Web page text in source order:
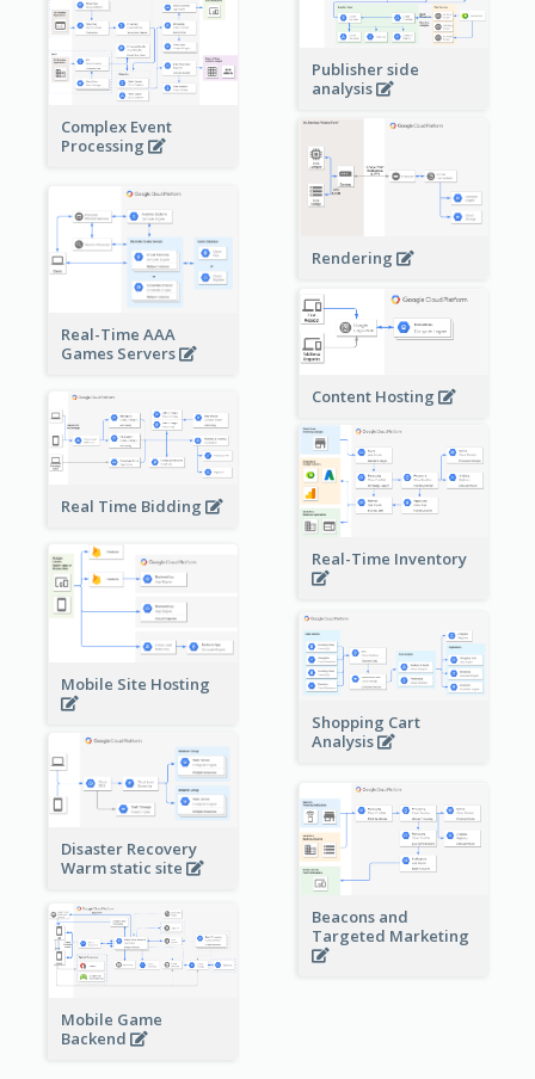
Publisher side
analysis
Complex Event
Processing
Rendering
Real-Time AAA
Games Servers
Content Hosting
Real Time Bidding
Real-Time Inventory
Mobile Site Hosting
Shopping Cart
Analysis
Disaster Recovery
Warm static site
Beacons and
Targeted Marketing
Mobile Game
Backend